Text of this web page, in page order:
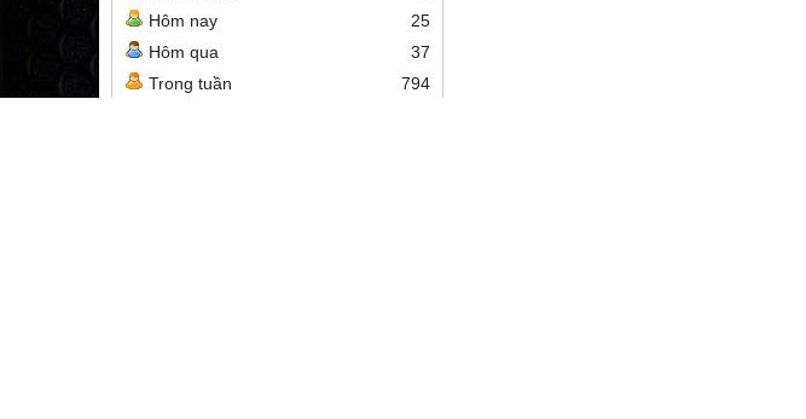
Hôm nay
25
Hôm qua
37
Trong tuần
794